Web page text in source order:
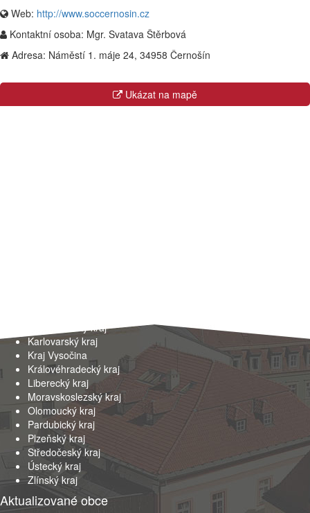
Web: http://www.soccernosin.cz
Kontaktní osoba: Mgr. Svatava Štěrbová
Adresa: Náměstí 1. máje 24, 34958 Černošín
Ukázat na mapě
Jihomoravský kraj
Karlovarský kraj
Kraj Vysočina
Královéhradecký kraj
Liberecký kraj
Moravskoslezský kraj
Olomoucký kraj
Pardubický kraj
Plzeňský kraj
Středočeský kraj
Ústecký kraj
Zlínský kraj
Aktualizované obce